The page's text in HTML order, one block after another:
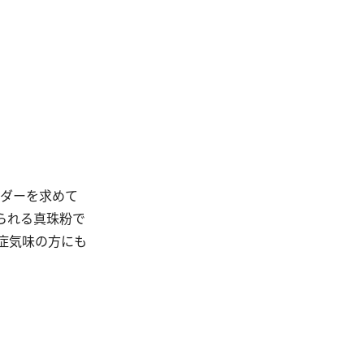
ーを求めて
れる真珠粉で
気味の方にも